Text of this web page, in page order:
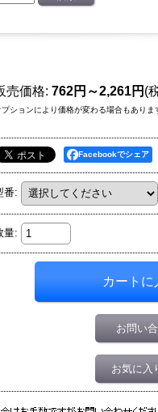
売価格: 762円～2,261円 (
プションにより価格が変わる場合もありま
Facebookでシェア
番:
量:
お問い
お気に入